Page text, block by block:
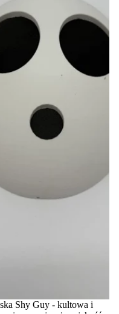
Shy Guy - kultowa i